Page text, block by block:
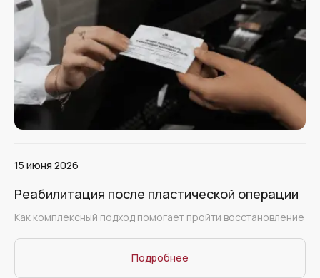
15 июня 2026
Реабилитация после пластической операции
Как комплексный подход помогает пройти восстановление
Подробнее